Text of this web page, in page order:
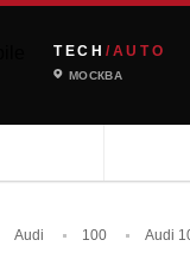
TECH /AUTO
МОСКВА
Audi 100 Audi